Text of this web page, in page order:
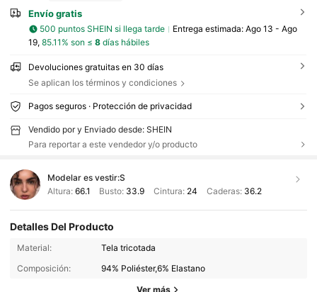
Envío gratis
500 puntos SHEIN si llega tarde Entrega estimada: Ago 13 - Ago
19, 85.11% son ≤ 8días hábiles
Devoluciones gratuitas en 30 días
Se aplican los términos y condiciones
Pagos seguros · Protección de privacidad
Vendido por y Enviado desde: SHEIN
Para reportar a este vendedor y/o producto
Modelar es vestir:S
Altura: 66.1 Busto: 33.9 Cintura: 24 Caderas: 36.2
Detalles Del Producto
Material:
Tela tricotada
Composición:
94% Poliéster,6% Elastano
Ver más
4.1M Seguidores